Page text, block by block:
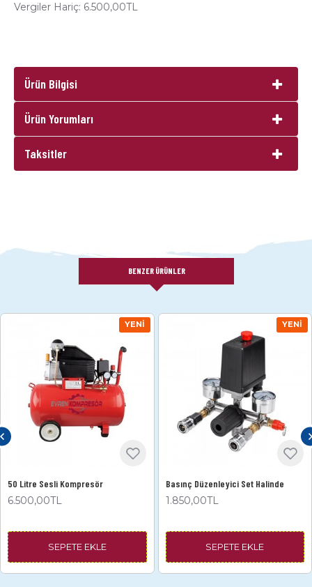
Vergiler Hariç: 6.500,00TL
Ürün Bilgisi
Ürün Yorumları
Taksitler
BENZER ÜRÜNLER
YENI
50 Litre Sesli Kompresör
6.500,00TL
SEPETE EKLE
YENI
Basınç Düzenleyici Set Halinde
1.850,00TL
SEPETE EKLE